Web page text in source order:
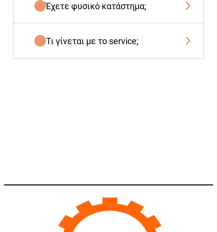
Έχετε φυσικό κατάστημα;
Τι γίνεται με το service;